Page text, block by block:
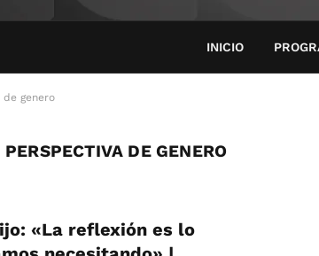
INICIO
genero
PERSPECTIVA DE GENERO
«La reflexión es lo